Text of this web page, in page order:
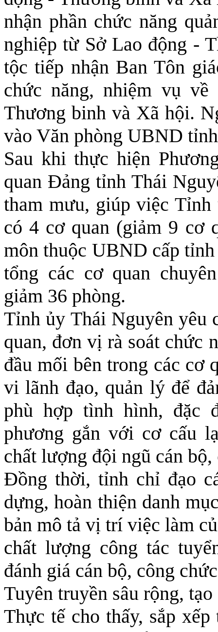
nhận phần chức năng
nghiệp từ Sở Lao động -
tộc tiếp nhận Ban Tôn
chức năng, nhiệm vụ
Thương binh và Xã hội.
vào Văn phòng UBND
Sau khi thực hiện
quan Đảng tỉnh Thái
tham mưu, giúp việc
có 4 cơ quan (giảm 9 cơ
môn thuộc UBND cấp
tổng các cơ quan
giảm 36 phòng.
Tỉnh ủy Thái Nguyên yêu
quan, đơn vị rà soát chức
đầu mối bên trong các cơ
vi lãnh đạo, quản lý để
phù hợp tình hình, đặc
phương gắn với cơ cấu
chất lượng đội ngũ cán
Đồng thời, tỉnh chỉ đạo
dựng, hoàn thiện danh
bản mô tả vị trí việc làm
chất lượng công tác
đánh giá cán bộ, công
Tuyên truyền sâu rộng,
Thực tế cho thấy, sắp